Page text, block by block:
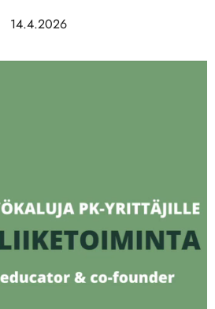
14.4.2026